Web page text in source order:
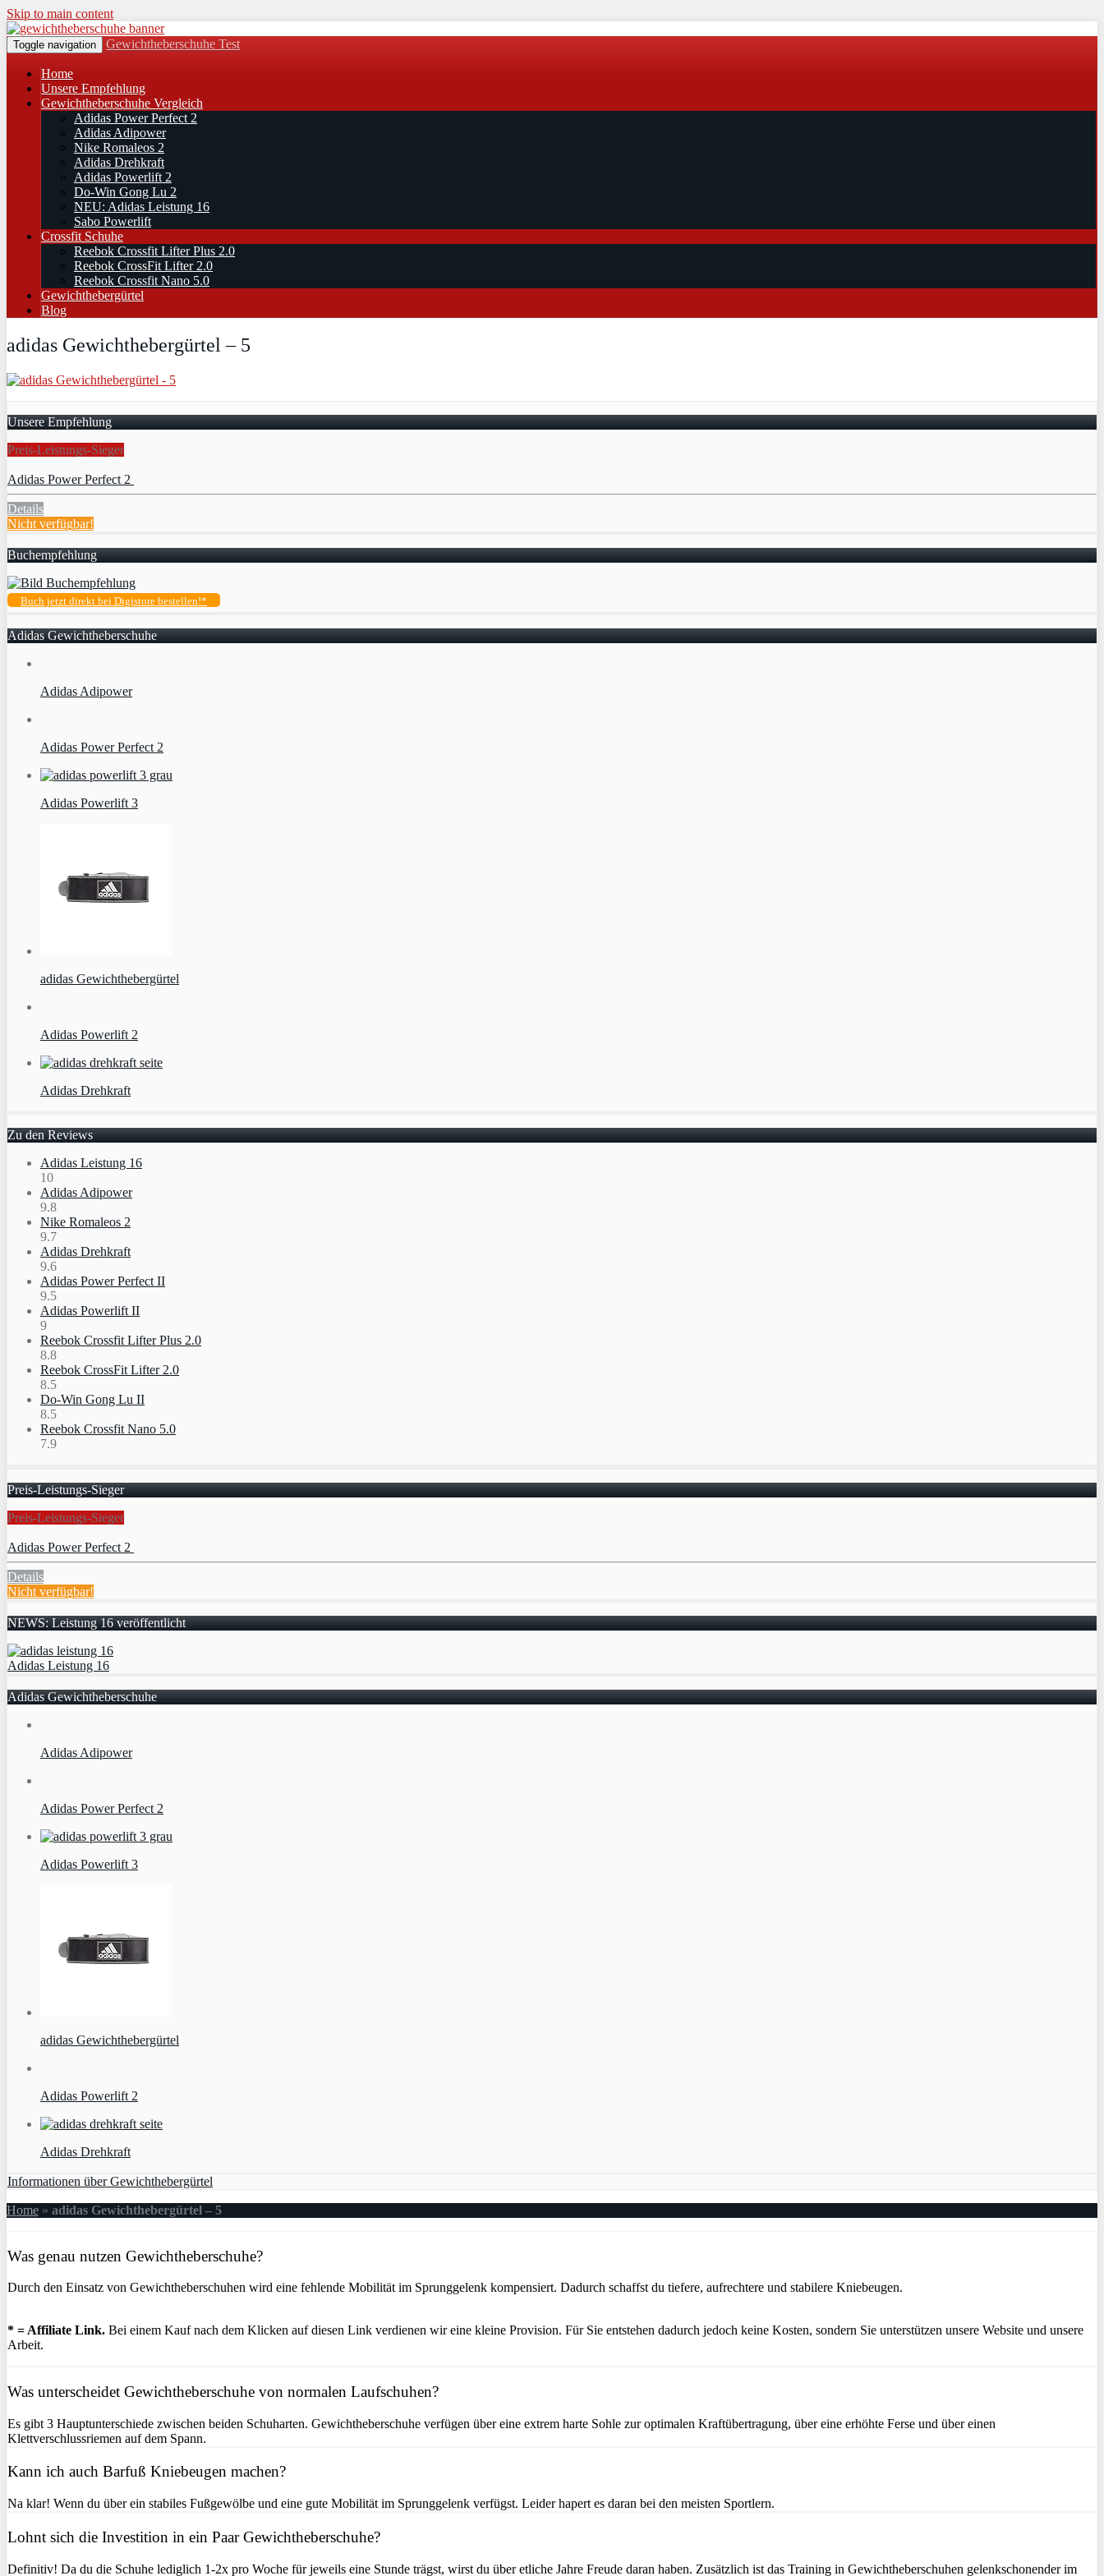
Skip to main content
Toggle navigation Gewichtheberschuhe Test
Home
Unsere Empfehlung
Gewichtheberschuhe Vergleich
Adidas Power Perfect 2
Adidas Adipower
Nike Romaleos 2
Adidas Drehkraft
Adidas Powerlift 2
Do-Win Gong Lu 2
NEU: Adidas Leistung 16
Sabo Powerlift
Crossfit Schuhe
Reebok Crossfit Lifter Plus 2.0
Reebok CrossFit Lifter 2.0
Reebok Crossfit Nano 5.0
Gewichthebergürtel
Blog
adidas Gewichthebergürtel – 5
Unsere Empfehlung
Preis-Leistungs-Sieger
Adidas Power Perfect 2
Details
Nicht verfügbar!
Buchempfehlung
Buch jetzt direkt bei Digistore bestellen!*
Adidas Gewichtheberschuhe
Adidas Adipower
Adidas Power Perfect 2
Adidas Powerlift 3
adidas Gewichthebergürtel
Adidas Powerlift 2
Adidas Drehkraft
Zu den Reviews
Adidas Leistung 16
10
Adidas Adipower
9.8
Nike Romaleos 2
9.7
Adidas Drehkraft
9.6
Adidas Power Perfect II
9.5
Adidas Powerlift II
9
Reebok Crossfit Lifter Plus 2.0
8.8
Reebok CrossFit Lifter 2.0
8.5
Do-Win Gong Lu II
8.5
Reebok Crossfit Nano 5.0
7.9
Preis-Leistungs-Sieger
Preis-Leistungs-Sieger
Adidas Power Perfect 2
Details
Nicht verfügbar!
NEWS: Leistung 16 veröffentlicht
Adidas Leistung 16
Adidas Gewichtheberschuhe
Adidas Adipower
Adidas Power Perfect 2
Adidas Powerlift 3
adidas Gewichthebergürtel
Adidas Powerlift 2
Adidas Drehkraft
Informationen über Gewichthebergürtel
Home » adidas Gewichthebergürtel – 5
Was genau nutzen Gewichtheberschuhe?
Durch den Einsatz von Gewichtheberschuhen wird eine fehlende Mobilität im Sprunggelenk kompensiert. Dadurch schaffst du tiefere, aufrechtere und stabilere Kniebeugen.
* = Affiliate Link. Bei einem Kauf nach dem Klicken auf diesen Link verdienen wir eine kleine Provision. Für Sie entstehen dadurch jedoch keine Kosten, sondern Sie unterstützen unsere Website und unsere
Arbeit.
Was unterscheidet Gewichtheberschuhe von normalen Laufschuhen?
Es gibt 3 Hauptunterschiede zwischen beiden Schuharten. Gewichtheberschuhe verfügen über eine extrem harte Sohle zur optimalen Kraftübertragung, über eine erhöhte Ferse und über einen
Klettverschlussriemen auf dem Spann.
Kann ich auch Barfuß Kniebeugen machen?
Na klar! Wenn du über ein stabiles Fußgewölbe und eine gute Mobilität im Sprunggelenk verfügst. Leider hapert es daran bei den meisten Sportlern.
Lohnt sich die Investition in ein Paar Gewichtheberschuhe?
Definitiv! Da du die Schuhe lediglich 1-2x pro Woche für jeweils eine Stunde trägst, wirst du über etliche Jahre Freude daran haben. Zusätzlich ist das Training in Gewichtheberschuhen gelenkschonender im